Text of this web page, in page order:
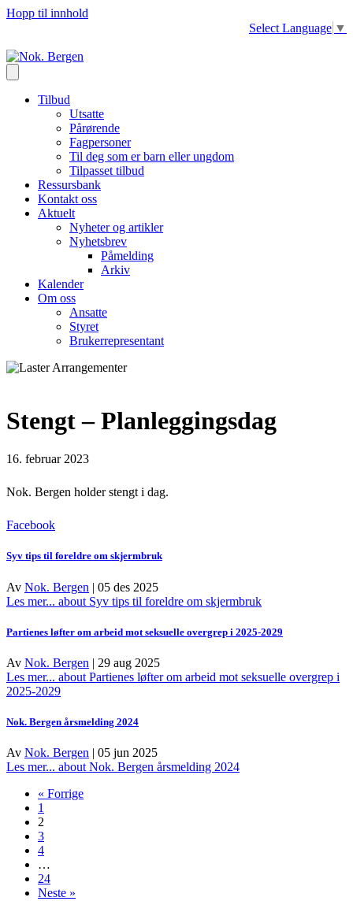
Hopp til innhold
Select Language ▼
Tilbud
Utsatte
Pårørende
Fagpersoner
Til deg som er barn eller ungdom
Tilpasset tilbud
Ressursbank
Kontakt oss
Aktuelt
Nyheter og artikler
Nyhetsbrev
Påmelding
Arkiv
Kalender
Om oss
Ansatte
Styret
Brukerrepresentant
Stengt – Planleggingsdag
16. februar 2023
Nok. Bergen holder stengt i dag.
Facebook
Syv tips til foreldre om skjermbruk
Av Nok. Bergen | 05 des 2025
Les mer... about Syv tips til foreldre om skjermbruk
Partienes løfter om arbeid mot seksuelle overgrep i 2025-2029
Av Nok. Bergen | 29 aug 2025
Les mer... about Partienes løfter om arbeid mot seksuelle overgrep i
2025-2029
Nok. Bergen årsmelding 2024
Av Nok. Bergen | 05 jun 2025
Les mer... about Nok. Bergen årsmelding 2024
« Forrige
1
2
3
4
…
24
Neste »